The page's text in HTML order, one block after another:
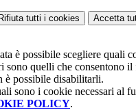
Rifiuta tutti i cookies Accetta
è possibile scegliere quali
sono quelli che consentono
è possibile disabilitarli.
sono i cookie necessari al
POLICY.